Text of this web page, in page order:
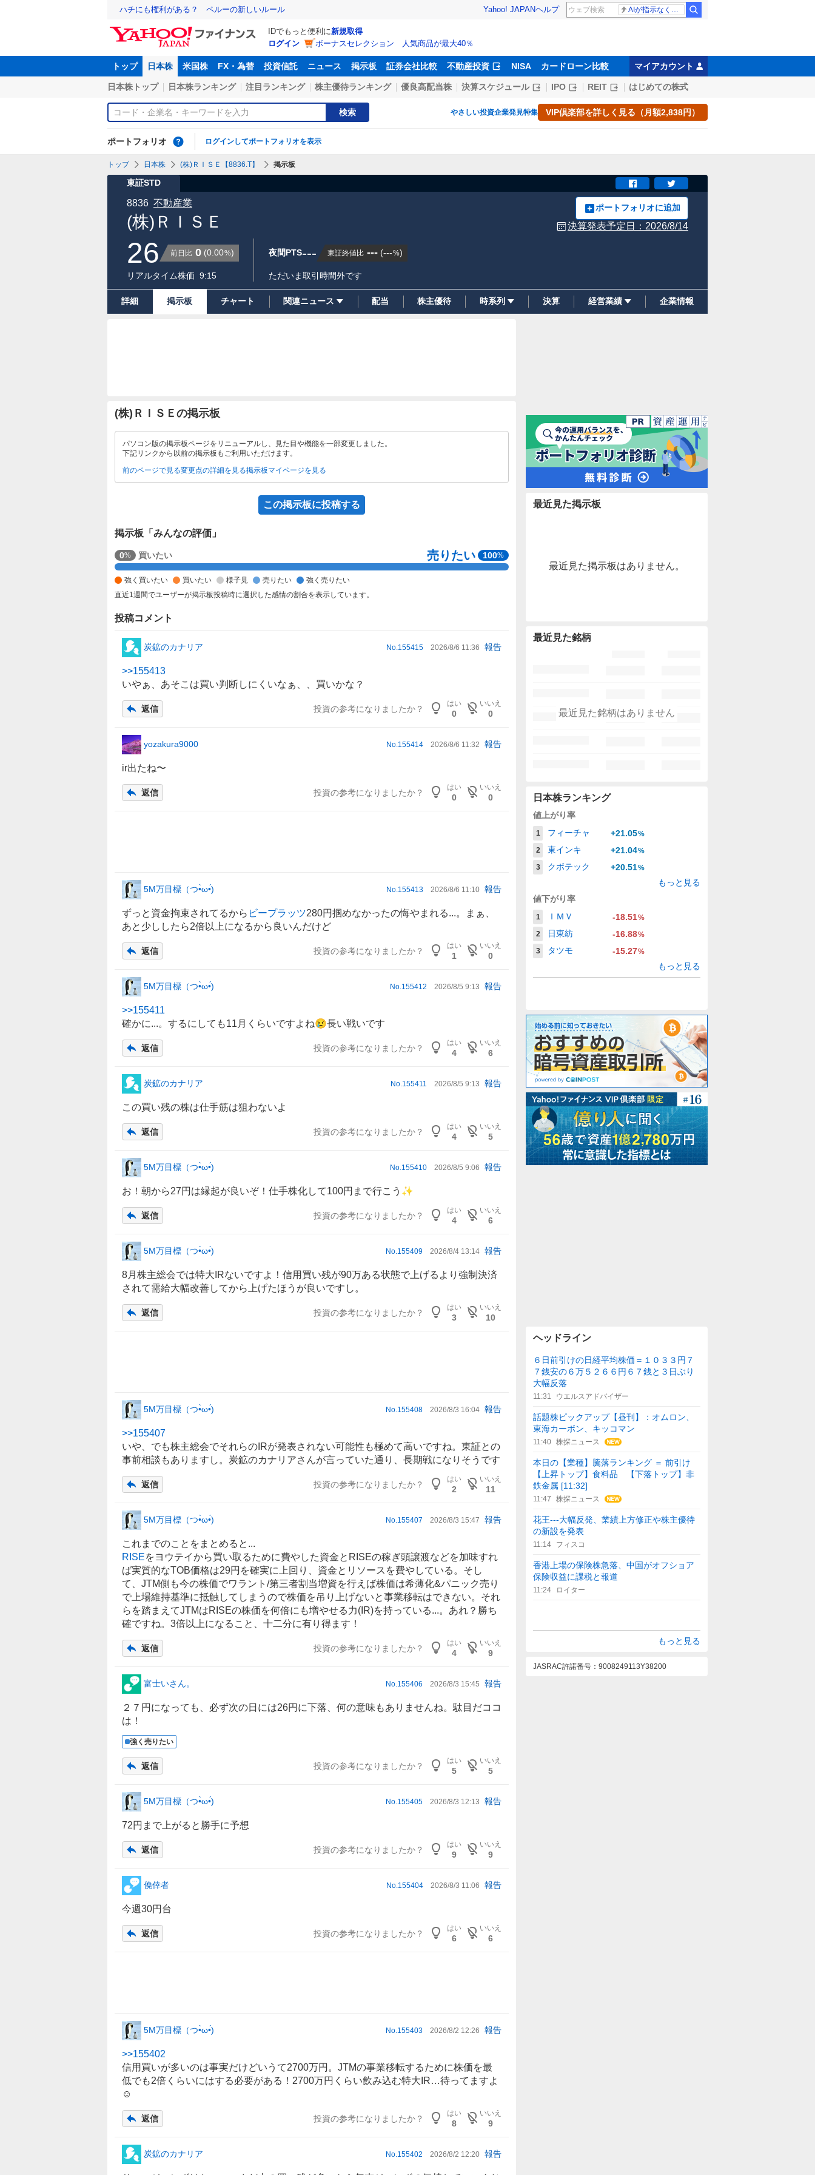
ハチにも権利がある？ ペルーの新しいルール Yahoo! JAPANヘルプ AIが指示なくサイバー攻撃
IDでもっと便利に新規取得
ログイン
ボーナスセレクション 人気商品が最大40％
トップ 日本株 米国株 FX・為替 投資信託 ニュース 掲示板 証券会社比較 不動産投資 NISA カードローン比較 マイアカウント
日本株トップ 日本株ランキング 注目ランキング 株主優待ランキング 優良高配当株 決算スケジュール IPO REIT はじめての株式
検索 やさしい投資企業発見特集 VIP倶楽部を詳しく見る（月額2,838円）
ポートフォリオ ログインしてポートフォリオを表示
トップ 日本株 (株)ＲＩＳＥ【8836.T】 掲示板
東証STD
(株)ＲＩＳＥ
8836 不動産業 ポートフォリオに追加
決算発表予定日： 2026/8/14
26 前日比 0 (0.00%)
リアルタイム株価 9:15
夜間PTS--- 東証終値比 --- (---%)
ただいま取引時間外です
詳細 掲示板 チャート 関連ニュース 配当 株主優待 時系列 決算 経営業績 企業情報
(株)ＲＩＳＥの掲示板
パソコン版の掲示板ページをリニューアルし、見た目や機能を一部変更しました。
下記リンクから以前の掲示板もご利用いただけます。
前のページで見る変更点の詳細を見る掲示板マイページを見る
この掲示板に投稿する
掲示板「みんなの評価」
強
く
買
い
い
買
い
た
い
%
、
様
子
い
、
強
く
り
た
い
0% 買いたい 売りたい 100%
強く買いたい 買いたい 様子見 売りたい
強く売りたい
直近1週間でユーザーが掲示板投稿時に選択した感情の割合を表示しています。
投稿コメント
炭鉱のカナリア No. 155415 2026/8/6 11:36 報告
>>155413
いやぁ、あそこは買い判断しにくいなぁ、、買いかな？
返信 投資の参考になりましたか？
はい
0
いいえ
0
yozakura9000 No. 155414 2026/8/6 11:32 報告
ir出たね〜
返信 投資の参考になりましたか？
はい
0
いいえ
0
5M万目標（つ•̀ω•́) No. 155413 2026/8/6 11:10 報告
ずっと資金拘束されてるから ビープラッツ280円掴めなかったの悔やまれる...。まぁ、
あと少ししたら2倍以上になるから良いんだけど
返信 投資の参考になりましたか？
はい
1
いいえ
0
5M万目標（つ•̀ω•́) No. 155412 2026/8/5 9:13 報告
>>155411
確かに...。するにしても11月くらいですよね😢長い戦いです
返信 投資の参考になりましたか？
はい
4
いいえ
6
炭鉱のカナリア No. 155411 2026/8/5 9:13 報告
この買い残の株は仕手筋は狙わないよ
返信 投資の参考になりましたか？
はい
4
いいえ
5
5M万目標（つ•̀ω•́) No. 155410 2026/8/5 9:06 報告
お！朝から27円は縁起が良いぞ！仕手株化して100円まで行こう✨️
返信 投資の参考になりましたか？
はい
4
いいえ
6
5M万目標（つ•̀ω•́) No. 155409 2026/8/4 13:14 報告
8月株主総会では特大IRないですよ！信用買い残が90万ある状態で上げるより強制決済
されて需給大幅改善してから上げたほうが良いですし。
返信 投資の参考になりましたか？
はい
3
いいえ
10
5M万目標（つ•̀ω•́) No. 155408 2026/8/3 16:04 報告
>>155407
いや、でも株主総会でそれらの IRが発表されない可能性も極めて高いですね。東証との
事前相談もありますし。炭鉱のカナリアさんが言っていた通り、長期戦になりそうです
返信 投資の参考になりましたか？
はい
2
いいえ
11
5M万目標（つ•̀ω•́) No. 155407 2026/8/3 15:47 報告
これまでのことをまとめると...
RISEをヨウテイから買い取るために費やした資金とRISEの稼ぎ頭譲渡などを加味すれ
ば実質的なTOB価格は29円を確実に上回り、資金とリソースを費やしている。そし
て、JTM側も今の株価でワラント/第三者割当増資を行えば株価は希薄化&パニック売り
で上場維持基準に抵触してしまうので株価を吊り上げないと事業移転はできない。それ
らを踏まえてJTMはRISEの株価を何倍にも増やせる力( IR)を持っている...。あれ？勝ち
確ですね。3倍以上になること、十二分に有り得ます！
返信 投資の参考になりましたか？
はい
4
いいえ
9
富士いさん。 No. 155406 2026/8/3 15:45 報告
２７円になっても、必ず次の日には26円に下落、何の意味もありませんね。駄目だココ
は！
強く売りたい
返信 投資の参考になりましたか？
はい
5
いいえ
5
5M万目標（つ•̀ω•́) No. 155405 2026/8/3 12:13 報告
72円まで上がると勝手に予想
返信 投資の参考になりましたか？
はい
9
いいえ
9
僥倖者 No. 155404 2026/8/3 11:06 報告
今週30円台
返信 投資の参考になりましたか？
はい
6
いいえ
6
5M万目標（つ•̀ω•́) No. 155403 2026/8/2 12:26 報告
>>155402
信用買いが多いのは事実だけどいうて2700万円。JTMの事業移転するために株価を最
低でも2倍くらいにはする必要がある！2700万円くらい飲み込む特大IR…待ってますよ
☺
返信 投資の参考になりましたか？
はい
8
いいえ
9
炭鉱のカナリア No. 155402 2026/8/2 12:20 報告
最近見た掲示板
最近見た掲示板はありません。
最近見た銘柄
最近見た銘柄はありません
日本株ランキング
値上がり率
1 フィーチャ +21.05%
2
東インキ +21.04%
3
クボテック +20.51%
もっと見る
値下がり率
1 ＩＭＶ -18.51%
2
日東紡 -16.88%
3
タツモ -15.27%
もっと見る
ヘッドライン
６日前引けの日経平均株価＝１０３３円７
７銭安の６万５２６６円６７銭と３日ぶり
大幅反落
11:31 ウエルスアドバイザー
話題株ピックアップ【昼刊】：オムロン、
東海カーボン、キッコマン
11:40 株探ニュース
本日の【業種】騰落ランキング ＝ 前引け
【上昇トップ】食料品 【下落トップ】非
鉄金属 [11:32]
11:47 株探ニュース
花王---大幅反発、業績上方修正や株主優待
の新設を発表
11:14 フィスコ
香港上場の保険株急落、中国がオフショア
保険収益に課税と報道
11:24 ロイター
もっと見る
JASRAC許諾番号 9008249113Y38200